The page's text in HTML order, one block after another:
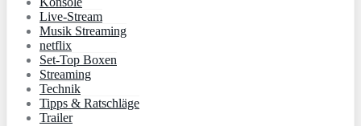
Live-Stream
Musik Streaming
netflix
Set-Top Boxen
Streaming
Technik
Tipps & Ratschläge
Trailer